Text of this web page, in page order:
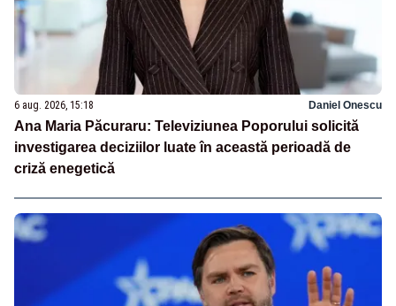
6 aug. 2026, 15:18 Daniel Onescu
Ana Maria Păcuraru: Televiziunea Poporului solicită
investigarea deciziilor luate în această perioadă de
criză enegetică